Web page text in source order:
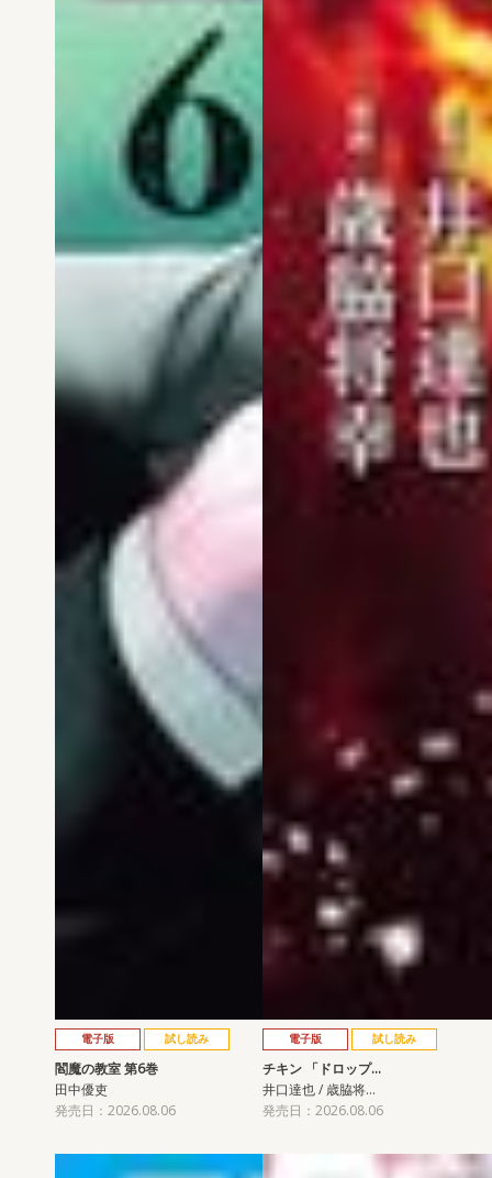
電子版 試し読み
閻魔の教室 第6巻
田中優吏
発売日：2026.08.06
電子版 試し読み
チキン 「ドロップ…
井口達也 / 歳脇将…
発売日：2026.08.06